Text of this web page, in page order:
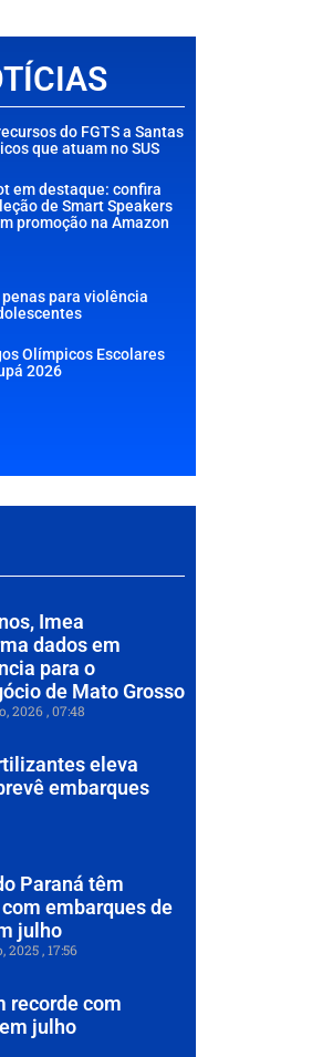
do FGTS a Santas
que atuam no SUS
em destaque: confira
de Smart Speakers
promoção na Amazon
para violência
Olímpicos Escolares
2026
Imea
dados em
para o
de Mato Grosso
2026 07:48
eleva
embarques
Paraná têm
embarques de
julho
2025 17:56
recorde com
julho